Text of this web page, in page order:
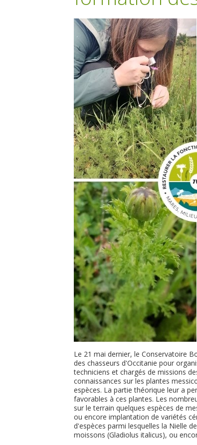
Le 21 mai dernier, le Conservatoire
des chasseurs d'Occitanie pour
techniciens et chargés de missions
connaissances sur les plantes
espèces. La partie théorique leur a
favorables à ces plantes. Les
sur le terrain quelques espèces de
ou encore implantation de variétés
d'espèces parmi lesquelles la Nielle
moissons (Gladiolus italicus), ou